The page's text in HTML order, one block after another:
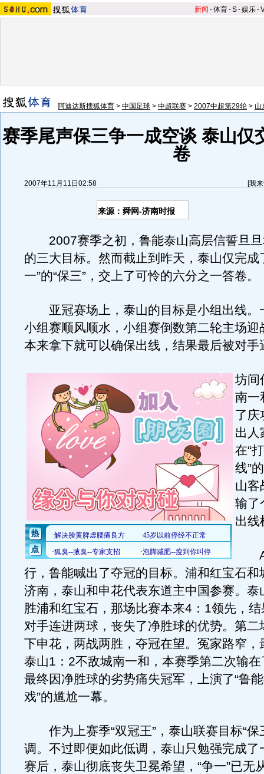
新闻 -体育-S-娱乐-
阿迪达斯搜狐体育 > 中国足球 > 中超联赛 > 2007中超第29轮 > 山
赛季尾声保三争一成空谈 泰山仅
卷
2007年11月11日02:58 [我
来源：舜网-济南时报
2007赛季之初，鲁能泰山高层信誓旦旦
的三大目标。然而截止到昨天，泰山仅完成
一”的“保三”，交上了可怜的六分之一答卷。
亚冠赛场上，泰山的目标是小组出线。
小组赛顺风顺水，小组赛倒数第二轮主场迎
本来拿下就可以确保出线，结果最后被对手
坊间
南一
了庆
出人
在“
线”
山客
输了
出线
A3
行，鲁能喊出了夺冠的目标。浦和红宝石和
济南，泰山和申花代表东道主中国参赛。泰
胜浦和红宝石，那场比赛本来4：1领先，
对手连进两球，丧失了净胜球的优势。第二
下申花，两战两胜，夺冠在望。冤家路窄，
泰山1：2不敌城南一和，本赛季第二次输
最终因净胜球的劣势痛失冠军，上演了“鲁
戏”的尴尬一幕。
作为上赛季“双冠王”，泰山联赛目标“保
调。不过即便如此低调，泰山只勉强完成了
赛后，泰山彻底丧失卫冕希望，“争一”已无